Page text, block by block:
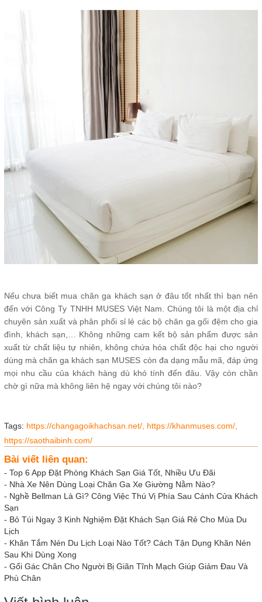
Nếu chưa biết mua chăn ga khách sạn ở đâu tốt nhất thì bạn nên
đến với Công Ty TNHH MUSES Việt Nam. Chúng tôi là một địa chỉ
chuyên sản xuất và phân phối sỉ lẻ các bộ chăn ga gối đệm cho gia
đình, khách sạn,… Không những cam kết bộ sản phẩm được sản
xuất từ chất liệu tự nhiên, không chứa hóa chất độc hại cho người
dùng mà chăn ga khách sạn MUSES còn đa dạng mẫu mã, đáp ứng
mọi nhu cầu của khách hàng dù khó tính đến đâu. Vậy còn chần
chờ gì nữa mà không liên hệ ngay với chúng tôi nào?
Tags: https://changagoikhachsan.net/, https://khanmuses.com/,
https://saothaibinh.com/
Bài viết liên quan:
- Top 6 App Đặt Phòng Khách Sạn Giá Tốt, Nhiều Ưu Đãi
- Nhà Xe Nên Dùng Loại Chăn Ga Xe Giường Nằm Nào?
- Nghề Bellman Là Gì? Công Việc Thú Vị Phía Sau Cánh Cửa Khách
Sạn
- Bỏ Túi Ngay 3 Kinh Nghiệm Đặt Khách Sạn Giá Rẻ Cho Mùa Du
Lịch
- Khăn Tắm Nén Du Lịch Loại Nào Tốt? Cách Tận Dụng Khăn Nén
Sau Khi Dùng Xong
- Gối Gác Chân Cho Người Bị Giãn Tĩnh Mạch Giúp Giảm Đau Và
Phù Chân